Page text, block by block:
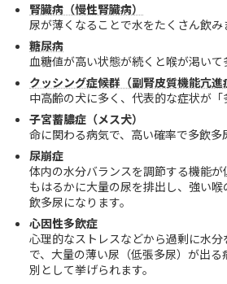
腎臓病（慢性腎臓病）
尿が薄くなることで水をたくさん飲み
糖尿病
血糖値が高い状態が続くと喉が渇いて
クッシング症候群（副腎皮質機能亢進
中高齢の犬に多く、代表的な症状が「
子宮蓄膿症（メス犬）
命に関わる病気で、高い確率で多飲多
尿崩症
体内の水分バランスを調節する機能が
もはるかに大量の尿を排出し、強い
飲多尿になります。
心因性多飲症
心理的なストレスなどから過剰に水
で、大量の薄い尿（低張多尿）が出
別として挙げられます。